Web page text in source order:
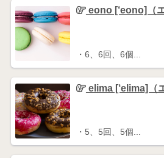
eono [‘eono]（エ
・6、6回、6個...
elima [‘elima]（
・5、5回、5個...